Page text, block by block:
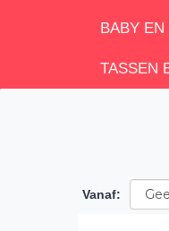
BABY
TASSEN
Vanaf: